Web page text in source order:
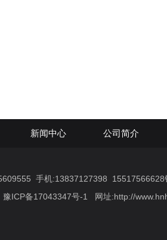
新闻中心 公司简介
手机:13837127398 15517566628
豫ICP备17043347号-1 网址:http://